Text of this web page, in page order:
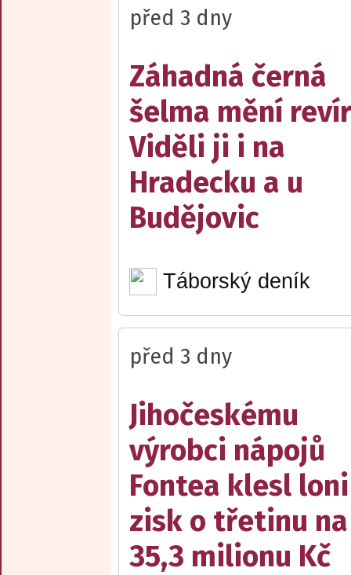
před 3 dny
Záhadná černá
šelma mění
Viděli ji i na
Hradecku a u
Budějovic
Táborský deník
před 3 dny
Jihočeskému
výrobci nápojů
Fontea klesl loni
zisk o třetinu na
35,3 milionu Kč